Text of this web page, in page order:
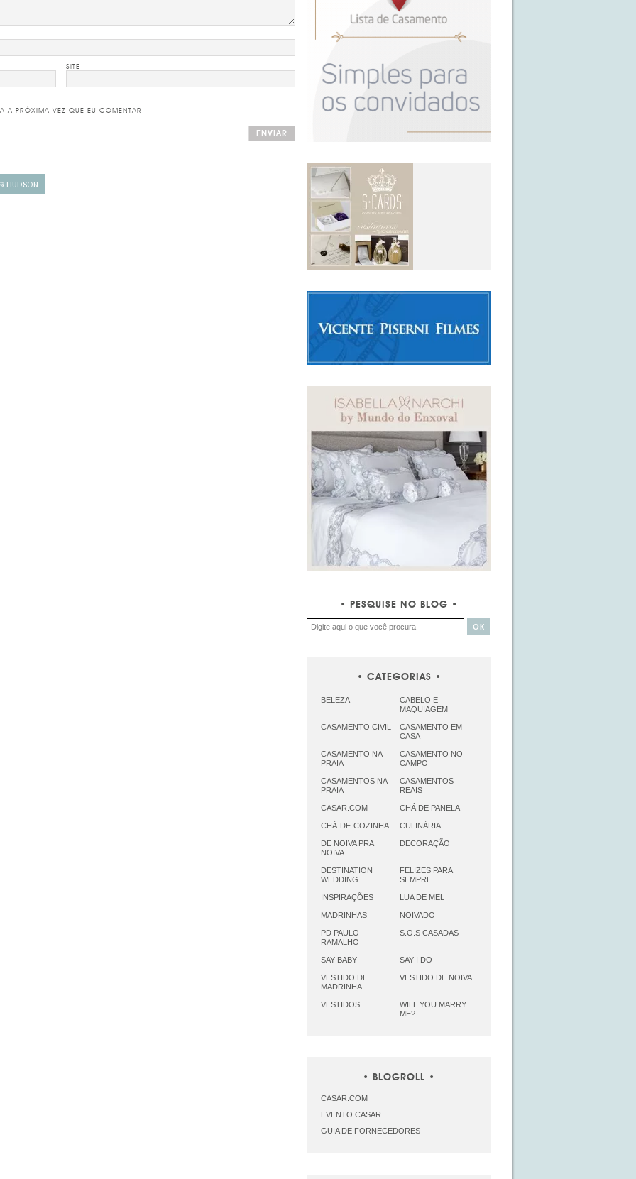
SITE
A PRÓXIMA VEZ QUE EU COMENTAR.
HUDSON
PESQUISE NO BLOG
CATEGORIAS
BELEZA
CABELO E
MAQUIAGEM
CASAMENTO CIVIL
CASAMENTO EM
CASA
CASAMENTO NA
PRAIA
CASAMENTO NO
CAMPO
CASAMENTOS NA
PRAIA
CASAMENTOS
REAIS
CASAR.COM CHÁ DE PANELA
CHÁ-DE-COZINHA CULINÁRIA
DE NOIVA PRA
NOIVA
DECORAÇÃO
DESTINATION
WEDDING
FELIZES PARA
SEMPRE
INSPIRAÇÕES LUA DE MEL
MADRINHAS NOIVADO
PD PAULO
RAMALHO
S.O.S CASADAS
SAY BABY SAY I DO
VESTIDO DE
MADRINHA
VESTIDO DE NOIVA
VESTIDOS
WILL YOU MARRY
ME?
BLOGROLL
CASAR.COM
EVENTO CASAR
GUIA DE FORNECEDORES